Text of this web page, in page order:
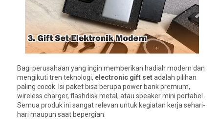
Bagi perusahaan yang ingin memberikan hadiah modern dan
mengikuti tren teknologi, electronic gift setadalah pilihan
paling cocok. Isi paket bisa berupa power bank premium,
wireless charger, flashdisk metal, atau speaker mini portabel.
Semua produk ini sangat relevan untuk kegiatan kerja sehari-
hari maupun saat bepergian.